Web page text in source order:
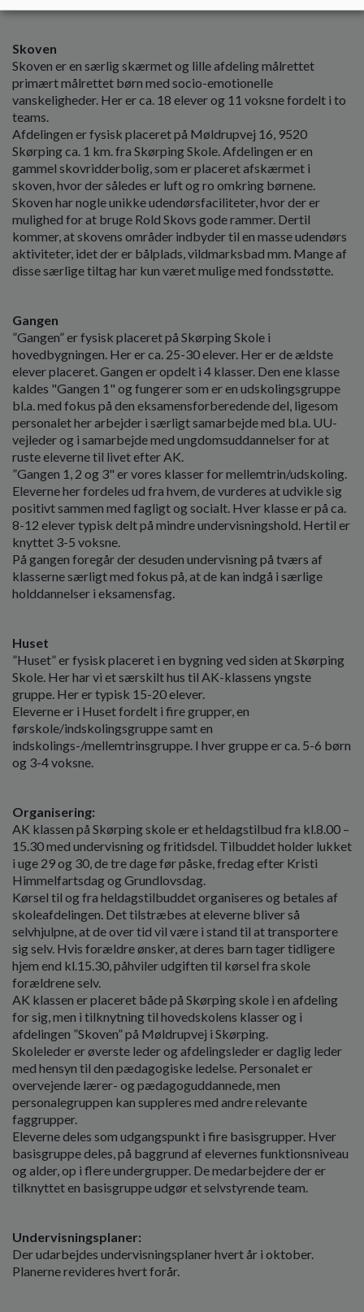
Skoven
Skoven er en særlig skærmet og lille afdeling målrettet
primært målrettet børn med socio-emotionelle
vanskeligheder. Her er ca. 18 elever og 11 voksne fordelt i to
teams.
Afdelingen er fysisk placeret på Møldrupvej 16, 9520
Skørping ca. 1 km. fra Skørping Skole. Afdelingen er en
gammel skovridderbolig, som er placeret afskærmet i
skoven, hvor der således er luft og ro omkring børnene.
Skoven har nogle unikke udendørsfaciliteter, hvor der er
mulighed for at bruge Rold Skovs gode rammer. Dertil
kommer, at skovens områder indbyder til en masse udendørs
aktiviteter, idet der er bålplads, vildmarksbad mm. Mange af
disse særlige tiltag har kun været mulige med fondsstøtte.
Gangen
”Gangen” er fysisk placeret på Skørping Skole i
hovedbygningen. Her er ca. 25-30 elever. Her er de ældste
elever placeret. Gangen er opdelt i 4 klasser. Den ene klasse
kaldes "Gangen 1" og fungerer som er en udskolingsgruppe
bl.a. med fokus på den eksamensforberedende del, ligesom
personalet her arbejder i særligt samarbejde med bl.a. UU-
vejleder og i samarbejde med ungdomsuddannelser for at
ruste eleverne til livet efter AK.
”Gangen 1, 2 og 3" er vores klasser for mellemtrin/udskoling.
Eleverne her fordeles ud fra hvem, de vurderes at udvikle sig
positivt sammen med fagligt og socialt. Hver klasse er på ca.
8-12 elever typisk delt på mindre undervisningshold. Hertil er
knyttet 3-5 voksne.
På gangen foregår der desuden undervisning på tværs af
klasserne særligt med fokus på, at de kan indgå i særlige
holddannelser i eksamensfag.
Huset
”Huset” er fysisk placeret i en bygning ved siden at Skørping
Skole. Her har vi et særskilt hus til AK-klassens yngste
gruppe. Her er typisk 15-20 elever.
Eleverne er i Huset fordelt i fire grupper, en
førskole/indskolingsgruppe samt en
indskolings-/mellemtrinsgruppe. I hver gruppe er ca. 5-6 børn
og 3-4 voksne.
Organisering:
AK klassen på Skørping skole er et heldagstilbud fra kl.8.00 –
15.30 med undervisning og fritidsdel. Tilbuddet holder lukket
i uge 29 og 30, de tre dage før påske, fredag efter Kristi
Himmelfartsdag og Grundlovsdag.
Kørsel til og fra heldagstilbuddet organiseres og betales af
skoleafdelingen. Det tilstræbes at eleverne bliver så
selvhjulpne, at de over tid vil være i stand til at transportere
sig selv. Hvis forældre ønsker, at deres barn tager tidligere
hjem end kl.15.30, påhviler udgiften til kørsel fra skole
forældrene selv.
AK klassen er placeret både på Skørping skole i en afdeling
for sig, men i tilknytning til hovedskolens klasser og i
afdelingen ”Skoven” på Møldrupvej i Skørping.
Skoleleder er øverste leder og afdelingsleder er daglig leder
med hensyn til den pædagogiske ledelse. Personalet er
overvejende lærer- og pædagoguddannede, men
personalegruppen kan suppleres med andre relevante
faggrupper.
Eleverne deles som udgangspunkt i fire basisgrupper. Hver
basisgruppe deles, på baggrund af elevernes funktionsniveau
og alder, op i flere undergrupper. De medarbejdere der er
tilknyttet en basisgruppe udgør et selvstyrende team.
Undervisningsplaner:
Der udarbejdes undervisningsplaner hvert år i oktober.
Planerne revideres hvert forår.